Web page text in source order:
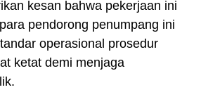
kesan bahwa pekerjaan ini
pendorong penumpang ini
operasional prosedur
ketat demi menjaga